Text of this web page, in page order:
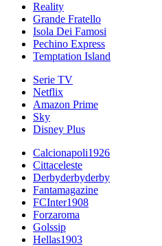
Reality
Grande Fratello
Isola Dei Famosi
Pechino Express
Temptation Island
Serie TV
Netflix
Amazon Prime
Sky
Disney Plus
Calcionapoli1926
Cittaceleste
Derbyderbyderby
Fantamagazine
FCInter1908
Forzaroma
Golssip
Hellas1903